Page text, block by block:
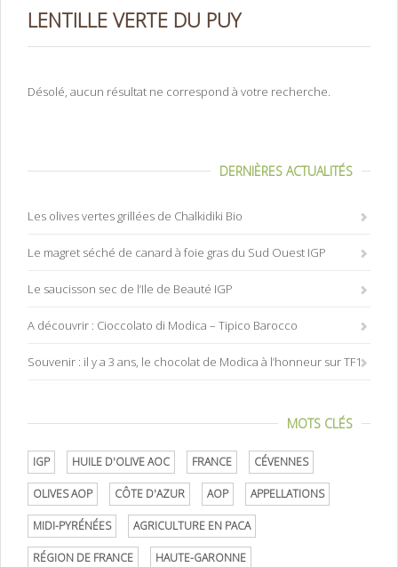
LENTILLE VERTE DU PUY
Désolé, aucun résultat ne correspond à votre recherche.
DERNIÈRES ACTUALITÉS
Les olives vertes grillées de Chalkidiki Bio
Le magret séché de canard à foie gras du Sud Ouest IGP
Le saucisson sec de l’Ile de Beauté IGP
A découvrir : Cioccolato di Modica – Tipico Barocco
Souvenir : il y a 3 ans, le chocolat de Modica à l’honneur sur TF1
MOTS CLÉS
IGP HUILE D'OLIVE AOC FRANCE CÉVENNES
OLIVES AOP CÔTE D'AZUR AOP APPELLATIONS
MIDI-PYRÉNÉES AGRICULTURE EN PACA
RÉGION DE FRANCE HAUTE-GARONNE